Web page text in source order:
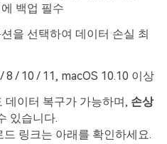
백업 필수
을 선택하여 데이터 손실 최
8 / 10 / 11, macOS 10.10 이상
데이터 복구가 가능하며, 손상
있습니다.
링크는 아래를 확인하세요.